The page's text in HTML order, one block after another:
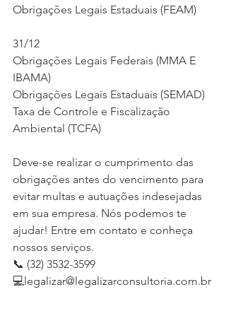
Obrigações Legais Estaduais (FEAM)
31/12
Obrigações Legais Federais (MMA E
IBAMA)
Obrigações Legais Estaduais (SEMAD)
Taxa de Controle e Fiscalização
Ambiental (TCFA)
Deve-se realizar o cumprimento das
obrigações antes do vencimento para
evitar multas e autuações indesejadas
em sua empresa. Nós podemos te
ajudar! Entre em contato e conheça
nossos serviços.
📞 (32) 3532-3599
💻legalizar@legalizarconsultoria.com.br